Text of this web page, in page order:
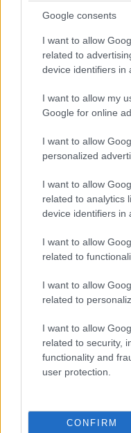
Google consents
I want to allow
related to
device identifiers in
I want to allow my
Google for online
I want to allow
personalized
I want to allow
related to analytics
device identifiers in
I want to allow
related to
I want to allow
related to
I want to allow
related to security,
functionality and
user protection.
CONFIRM
ΕΛΛΑΔΑ
Πινακίδες
αλλάζει και ποια θα
Η χώρα σε
39άρια, ριπές 9